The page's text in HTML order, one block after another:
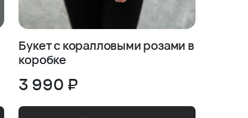
Букет с коралловыми розами в
коробке
3 990 ₽